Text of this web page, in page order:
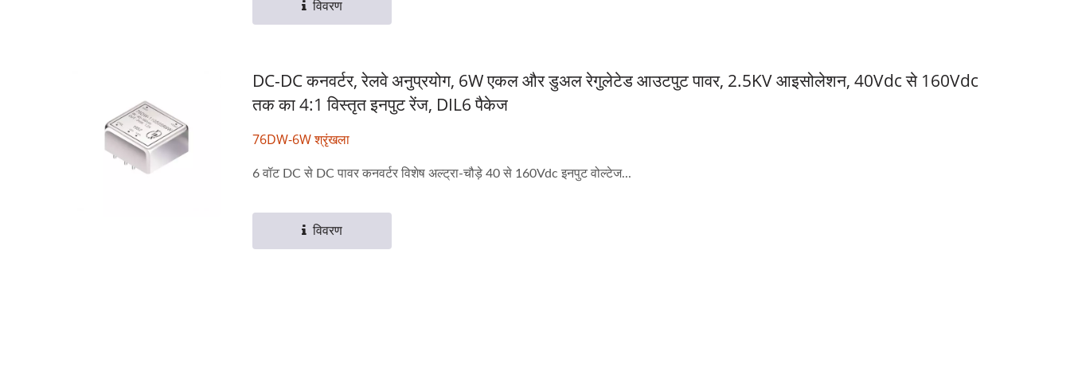
विवरण
DC-DC कनवर्टर, रेलवे अनुप्रयोग, 6W एकल और डुअल रेगुलेटेड आउटपुट पावर, 2.5KV आइसोलेशन, 40Vdc से 160Vdc
तक का 4:1 विस्तृत इनपुट रेंज, DIL6 पैकेज
76DW-6W श्रृंखला
6 वॉट DC से DC पावर कनवर्टर विशेष अल्ट्रा-चौड़े 40 से 160Vdc इनपुट वोल्टेज...
विवरण